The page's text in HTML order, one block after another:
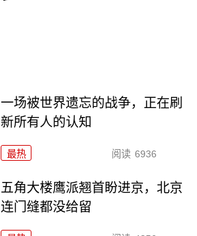
一场被世界遗忘的战争，正在刷
新所有人的认知
最热 阅读 6936
五角大楼鹰派翘首盼进京，北京
连门缝都没给留